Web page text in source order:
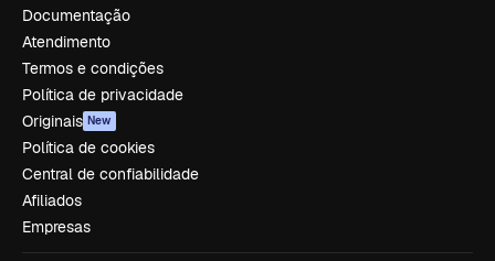
Documentação
Atendimento
Termos e condições
Política de privacidade
Originais New
Política de cookies
Central de confiabilidade
Afiliados
Empresas